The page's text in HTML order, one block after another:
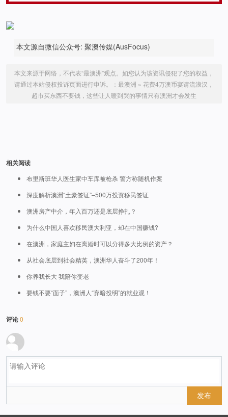
本文源自微信公众号: 聚澳传媒(AusFocus)
本文来源于网络，不代表“最澳洲”观点。如您认为该资讯侵犯了您的权益，
请通过本站侵权投诉页面进行申诉。： 最澳洲 » 花费4万澳币宴请流浪汉，
超市买东西不要钱，这些让人暖到哭的事情只有澳洲才会发生
相关阅读
布里斯班华人医生家中车库被枪杀 警方称随机作案
深度解析澳洲“土豪签证”–500万投资移民签证
澳洲房产中介，年入百万还是底层挣扎？
为什么中国人喜欢移民澳大利亚，却在中国赚钱?
在澳洲，家庭主妇在离婚时可以分得多大比例的资产？
从社会底层到社会精英，澳洲华人奋斗了200年！
你养我长大 我陪你变老
要钱不要“面子”，澳洲人“弃暗投明”的就业观！
评论0
发布